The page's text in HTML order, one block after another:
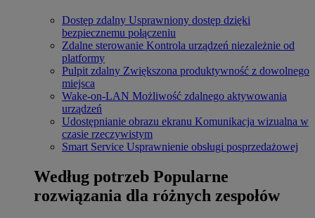
Dostęp zdalny Usprawniony dostęp dzięki
bezpiecznemu połączeniu
Zdalne sterowanie Kontrola urządzeń niezależnie od
platformy
Pulpit zdalny Zwiększona produktywność z dowolnego
miejsca
Wake-on-LAN Możliwość zdalnego aktywowania
urządzeń
Udostępnianie obrazu ekranu Komunikacja wizualna w
czasie rzeczywistym
Smart Service Usprawnienie obsługi posprzedażowej
Według potrzeb Popularne
rozwiązania dla różnych zespołów